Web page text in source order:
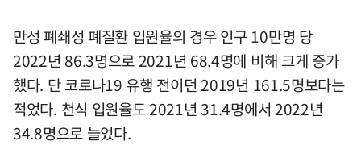
만성 폐쇄성 폐질환 입원율의 경우 인구 10만명 당
2022년 86.3명으로 2021년 68.4명에 비해 크게 증가
했다. 단 코로나19 유행 전이던 2019년 161.5명보다는
적었다. 천식 입원율도 2021년 31.4명에서 2022년
34.8명으로 늘었다.